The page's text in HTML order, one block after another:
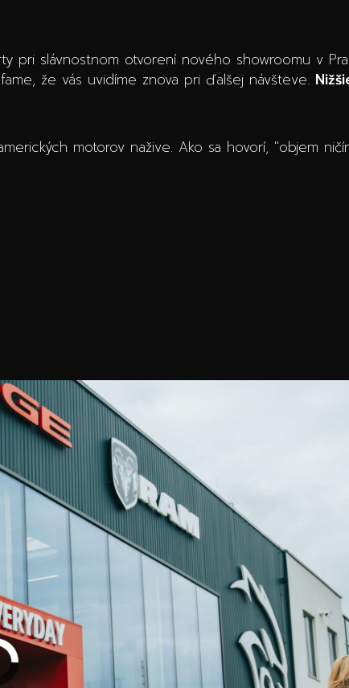
pri slávnostnom otvorení nového showroomu v
že vás uvidíme znova pri ďalšej návšteve.
motorov nažive. Ako sa hovorí, "objem